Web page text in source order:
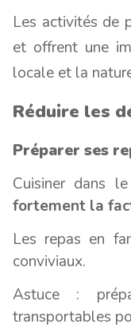
Les activités de
et offrent une
locale et la
Réduire les
Préparer ses
Cuisiner dans
fortement la
Les repas en
conviviaux.
Astuce :
transportables